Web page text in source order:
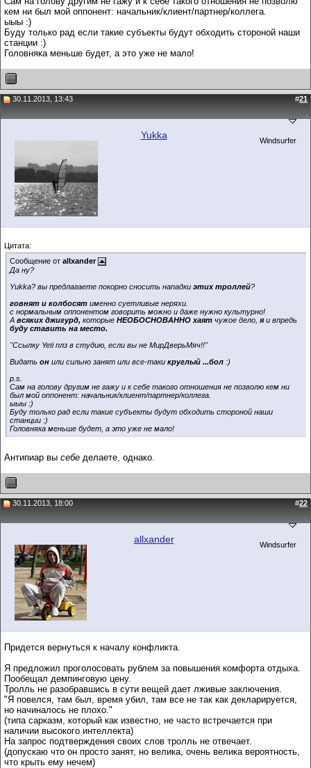
кем ни был мой оппонент: начальник/клиент/партнер/коллега.
ыыы :)
Буду только рад если такие субъекты будут обходить стороной наши
станции :)
Головняка меньше будет, а это уже не мало!
30.11.2013, 13:43 #21
Yukka Windsurfer
Цитата:
Сообщение от allxander
Да ну?
Yukka? вы предлагаете покорно сносить нападки этих троллей?
говнят и колбосят именно суетливые неряхи.
с нормальным оппонентом говорить можно и даже нужно культурно!
А всяких джигурд, которые НЕОБОСНОВАННО хаят чужое дело, яи впредь
буду ставить на место.
"Ссылку Yeti плз в студию, если вы не МирДверьМяч!!"
Видать он или сильно занят или все-таки круглый ...бол :)
p.s.
Сам на голову другим не гажу и к себе такого отношения не позволю кем ни
был мой оппонент: начальник/клиент/партнер/коллега.
ыыы :)
Буду только рад если такие субъекты будут обходить стороной наши
станции :)
Головняка меньше будет, а это уже не мало!
Антипиар вы себе делаете, однако.
30.11.2013, 18:00 #22
allxander Windsurfer
Придется вернуться к началу конфликта.
Я предложил проголосовать рублем за повышения комфорта отдыха.
Пообещал демпинговую цену.
Тролль не разобравшись в сути вещей дает лживые заключения.
"Я повелся, там был, время убил, там все не так как декларируется,
но начиналось не плохо."
(типа сарказм, который как известно, не часто встречается при
наличии высокого интеллекта)
На запрос подтверждения своих слов тролль не отвечает.
(допускаю что он просто занят, но велика, очень велика вероятность,
что крыть ему нечем)